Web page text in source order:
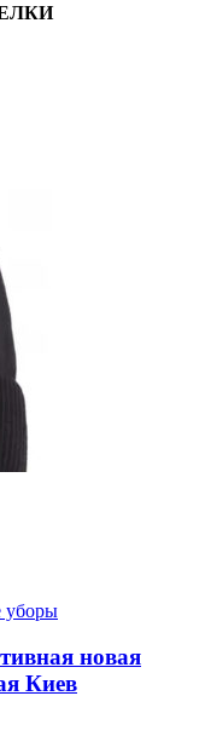
уборы
новая
Киев